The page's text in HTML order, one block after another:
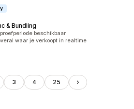
& Bundling
beschikbaar
waar je verkoopt in realtime
3 4 25